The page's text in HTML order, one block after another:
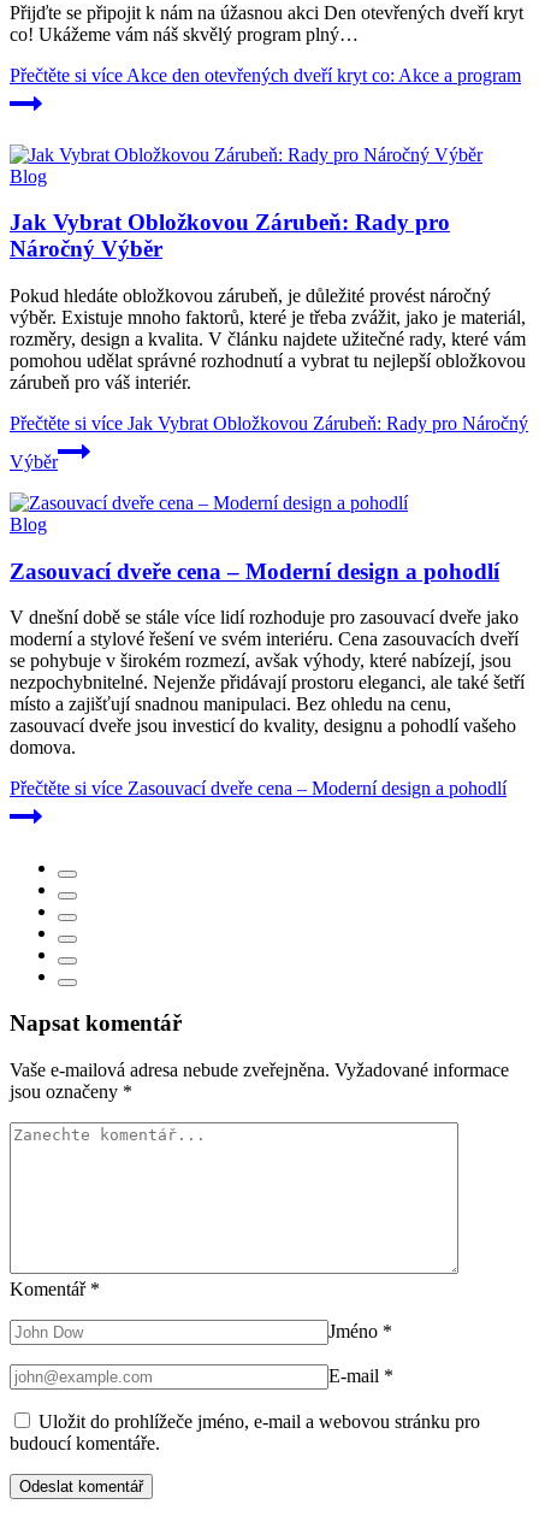
Přijďte se připojit k nám na úžasnou akci Den otevřených dveří kryt
co! Ukážeme vám náš skvělý program plný…
Přečtěte si více Akce den otevřených dveří kryt co: Akce a program
Blog
Jak Vybrat Obložkovou Zárubeň: Rady pro
Náročný Výběr
Pokud hledáte obložkovou zárubeň, je důležité provést náročný
výběr. Existuje mnoho faktorů, které je třeba zvážit, jako je materiál,
rozměry, design a kvalita. V článku najdete užitečné rady, které vám
pomohou udělat správné rozhodnutí a vybrat tu nejlepší obložkovou
zárubeň pro váš interiér.
Přečtěte si více Jak Vybrat Obložkovou Zárubeň: Rady pro Náročný
Výběr
Blog
Zasouvací dveře cena – Moderní design a pohodlí
V dnešní době se stále více lidí rozhoduje pro zasouvací dveře jako
moderní a stylové řešení ve svém interiéru. Cena zasouvacích dveří
se pohybuje v širokém rozmezí, avšak výhody, které nabízejí, jsou
nezpochybnitelné. Nejenže přidávají prostoru eleganci, ale také šetří
místo a zajišťují snadnou manipulaci. Bez ohledu na cenu,
zasouvací dveře jsou investicí do kvality, designu a pohodlí vašeho
domova.
Přečtěte si více Zasouvací dveře cena – Moderní design a pohodlí
Napsat komentář
Vaše e-mailová adresa nebude zveřejněna. Vyžadované informace
jsou označeny *
Komentář *
Jméno *
E-mail *
Uložit do prohlížeče jméno, e-mail a webovou stránku pro
budoucí komentáře.